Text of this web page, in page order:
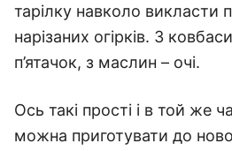
тарілку навколо викласти
нарізаних огірків. З
п’ятачок, з маслин – очі.
Ось такі прості і в той же
можна приготувати до